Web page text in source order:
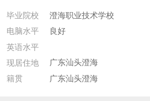
毕业院校
澄海职业技术学校
电脑水平
良好
英语水平
现居住地
广东汕头澄海
籍贯
广东汕头澄海